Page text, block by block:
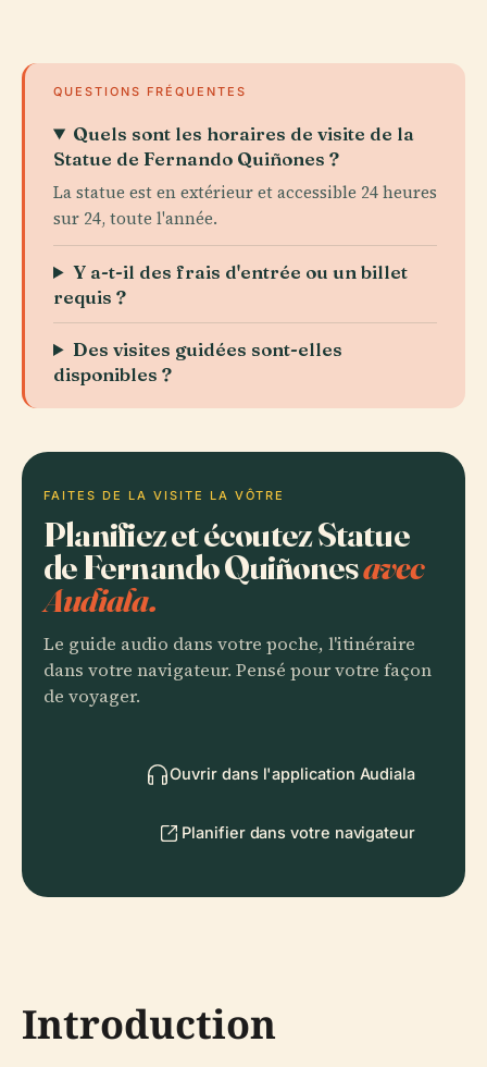
QUESTIONS FRÉQUENTES
Quels sont les horaires de visite de la
Statue de Fernando Quiñones ?
La statue est en extérieur et accessible 24 heures
sur 24, toute l'année.
Y a-t-il des frais d'entrée ou un billet
requis ?
Des visites guidées sont-elles
disponibles ?
FAITES DE LA VISITE LA VÔTRE
Planifiez et écoutez Statue
de Fernando Quiñonesavec
Audiala.
Le guide audio dans votre poche, l'itinéraire
dans votre navigateur. Pensé pour votre façon
de voyager.
Ouvrir dans l'application Audiala
Planifier dans votre navigateur
Introduction